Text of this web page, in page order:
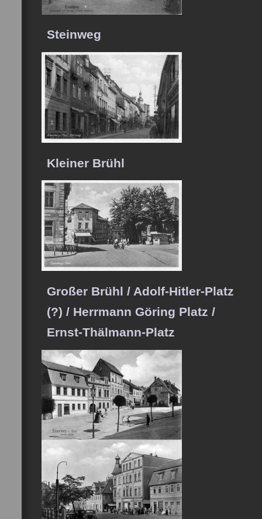
Steinweg
Kleiner Brühl
Großer Brühl / Adolf-Hitler-Platz
(?) / Herrmann Göring Platz /
Ernst-Thälmann-Platz